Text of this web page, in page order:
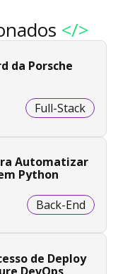
</>
da Porsche
Full-Stack
Automatizar
Python
Back-End
de Deploy